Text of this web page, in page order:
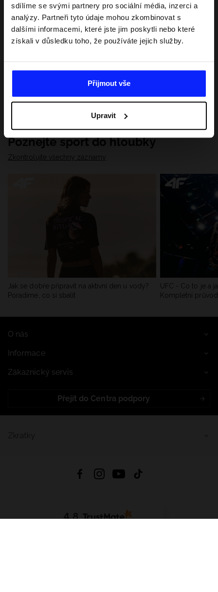
sdílíme se svými partnery pro sociální média, inzerci a
analýzy. Partneři tyto údaje mohou zkombinovat s
dalšími informacemi, které jste jim poskytli nebo které
získali v důsledku toho, že používáte jejich služby.
Přijmout vše
Upravit
Poznejte sport do hloubky
Zkontrolujte všechny záznamy
Jak se dobře připravit na aktivní den u vody?
Poradíme, co si sbalit
UFC - Co to je a
Kompletní
O nás
Informace
Zákaznický servis
Přejít do Centra podpory
4.8